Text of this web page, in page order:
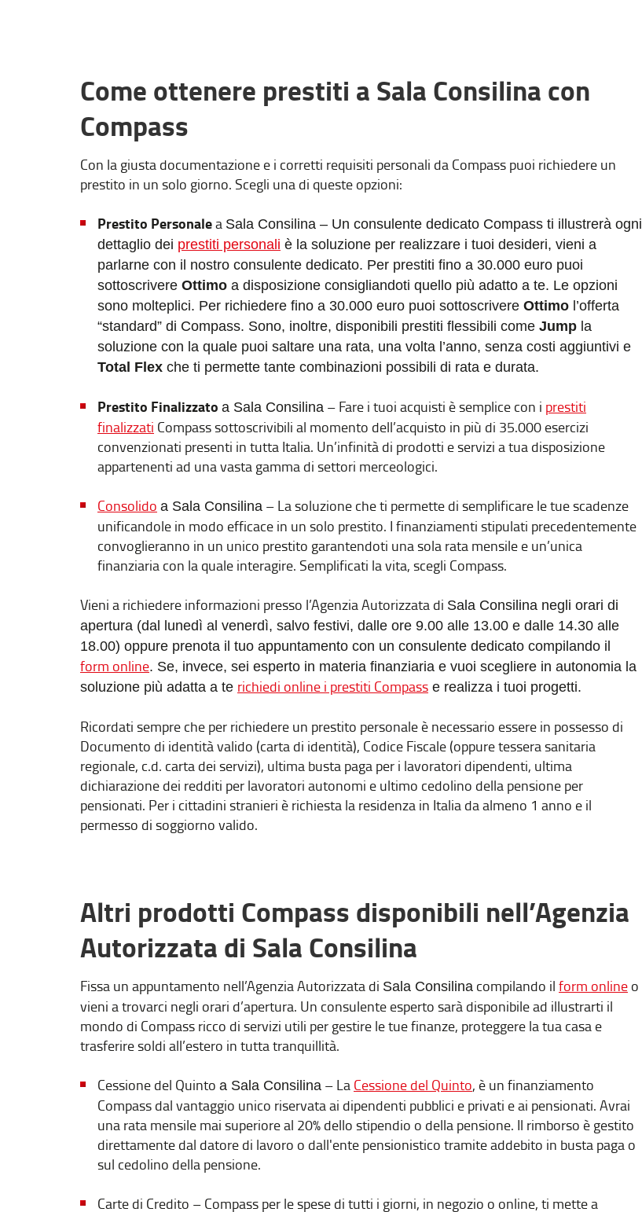
Come ottenere prestiti a Sala Consilina con
Compass
Con la giusta documentazione e i corretti requisiti personali da Compass puoi richiedere un
prestito in un solo giorno. Scegli una di queste opzioni:
Prestito Personalea Sala Consilina – Un consulente dedicato Compass ti illustrerà ogni
dettaglio dei prestiti personali è la soluzione per realizzare i tuoi desideri, vieni a
parlarne con il nostro consulente dedicato. Per prestiti fino a 30.000 euro puoi
sottoscrivere Ottimo a disposizione consigliandoti quello più adatto a te. Le opzioni
sono molteplici. Per richiedere fino a 30.000 euro puoi sottoscrivere Ottimo l’offerta
“standard” di Compass. Sono, inoltre, disponibili prestiti flessibili come Jump la
soluzione con la quale puoi saltare una rata, una volta l’anno, senza costi aggiuntivi e
Total Flex che ti permette tante combinazioni possibili di rata e durata.
Prestito Finalizzato a Sala Consilina – Fare i tuoi acquisti è semplice con i prestiti
finalizzati Compass sottoscrivibili al momento dell’acquisto in più di 35.000 esercizi
convenzionati presenti in tutta Italia. Un’infinità di prodotti e servizi a tua disposizione
appartenenti ad una vasta gamma di settori merceologici.
Consolido a Sala Consilina – La soluzione che ti permette di semplificare le tue scadenze
unificandole in modo efficace in un solo prestito. I finanziamenti stipulati precedentemente
convoglieranno in un unico prestito garantendoti una sola rata mensile e un’unica
finanziaria con la quale interagire. Semplificati la vita, scegli Compass.
Vieni a richiedere informazioni presso l’Agenzia Autorizzata di Sala Consilina negli orari di
apertura (dal lunedì al venerdì, salvo festivi, dalle ore 9.00 alle 13.00 e dalle 14.30 alle
18.00) oppure prenota il tuo appuntamento con un consulente dedicato compilando il
form online. Se, invece, sei esperto in materia finanziaria e vuoi scegliere in autonomia la
soluzione più adatta a te richiedi online i prestiti Compass e realizza i tuoi progetti.
Ricordati sempre che per richiedere un prestito personale è necessario essere in possesso di
Documento di identità valido (carta di identità), Codice Fiscale (oppure tessera sanitaria
regionale, c.d. carta dei servizi), ultima busta paga per i lavoratori dipendenti, ultima
dichiarazione dei redditi per lavoratori autonomi e ultimo cedolino della pensione per
pensionati. Per i cittadini stranieri è richiesta la residenza in Italia da almeno 1 anno e il
permesso di soggiorno valido.
Altri prodotti Compass disponibili nell’Agenzia
Autorizzata di Sala Consilina
Fissa un appuntamento nell’Agenzia Autorizzata di Sala Consilina compilando il form online o
vieni a trovarci negli orari d’apertura. Un consulente esperto sarà disponibile ad illustrarti il
mondo di Compass ricco di servizi utili per gestire le tue finanze, proteggere la tua casa e
trasferire soldi all’estero in tutta tranquillità.
Cessione del Quinto a Sala Consilina – La Cessione del Quinto, è un finanziamento
Compass dal vantaggio unico riservata ai dipendenti pubblici e privati e ai pensionati. Avrai
una rata mensile mai superiore al 20% dello stipendio o della pensione. Il rimborso è gestito
direttamente dal datore di lavoro o dall'ente pensionistico tramite addebito in busta paga o
sul cedolino della pensione.
Carte di Credito – Compass per le spese di tutti i giorni, in negozio o online, ti mette a